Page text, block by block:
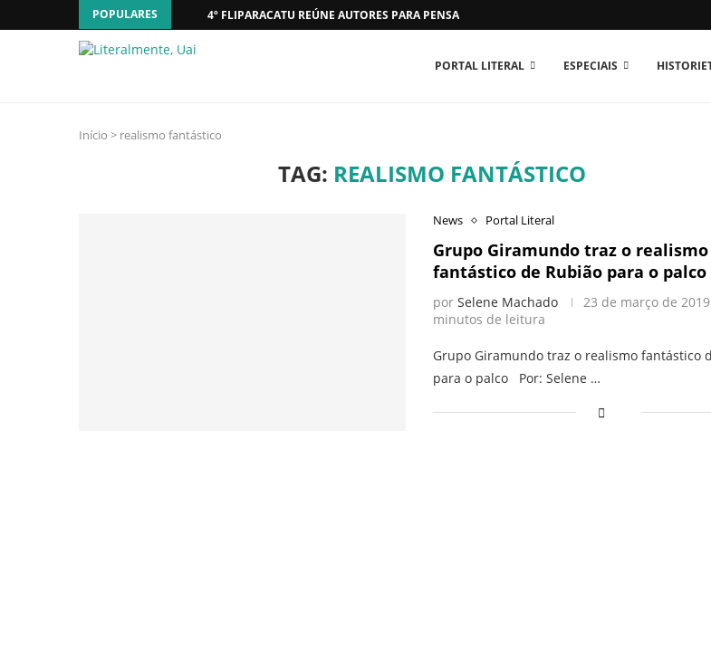
POPULARES 4º FLIPARACATU REÚNE AUTORES PARA PENSAR O MUNDO...
PORTAL LITERAL ESPECIAIS
Início > realismo fantástico
TAG: REALISMO FANTÁSTICO
News Portal Literal
Grupo Giramundo traz o realismo
fantástico de Rubião para o palco
por Selene Machado 23 de março de 2019
minutos de leitura
Grupo Giramundo traz o realismo fantástico
para o palco Por: Selene …